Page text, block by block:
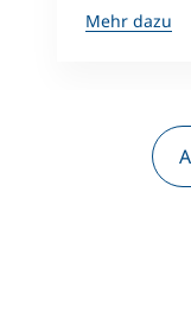
Mehr dazu